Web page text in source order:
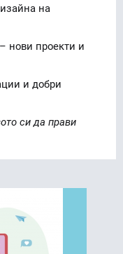
на
нови проекти и
и добри
си да прави